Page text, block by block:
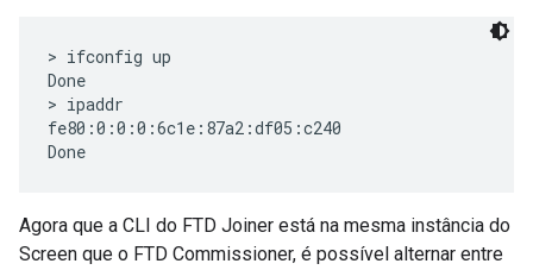
> ifconfig up
Done
> ipaddr
fe80:0:0:0:6c1e:87a2:df05:c240
Agora que a CLI do FTD Joiner está na mesma instância do
Screen que o FTD Commissioner, é possível alternar entre